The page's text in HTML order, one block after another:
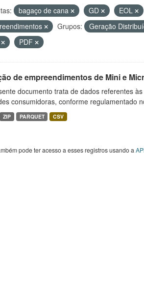
bagaço de cana GD EOL
Grupos: Geração
PDF
de empreendimentos de Mini e
documento trata de dados referentes
consumidoras, conforme regulamentado
ZIP PARQUET CSV
pode ter acesso a esses registros usando a